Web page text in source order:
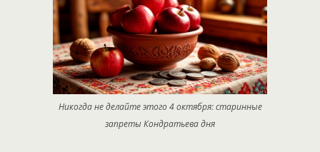
Никогда не делайте этого 4 октября: старинные
запреты Кондратьева дня